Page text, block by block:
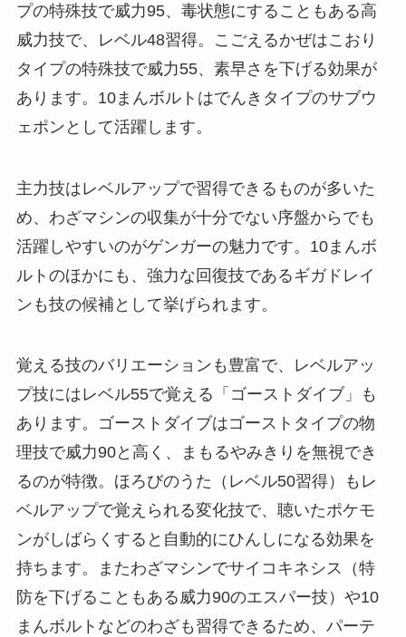
プの特殊技で威力95、毒状態にすることもある高
威力技で、レベル48習得。こごえるかぜはこおり
タイプの特殊技で威力55、素早さを下げる効果が
あります。10まんボルトはでんきタイプのサブウ
ェポンとして活躍します。
主力技はレベルアップで習得できるものが多いた
め、わざマシンの収集が十分でない序盤からでも
活躍しやすいのがゲンガーの魅力です。10まんボ
ルトのほかにも、強力な回復技であるギガドレイ
ンも技の候補として挙げられます。
覚える技のバリエーションも豊富で、レベルアッ
プ技にはレベル55で覚える「ゴーストダイブ」も
あります。ゴーストダイブはゴーストタイプの物
理技で威力90と高く、まもるやみきりを無視でき
るのが特徴。ほろびのうた（レベル50習得）もレ
ベルアップで覚えられる変化技で、聴いたポケモ
ンがしばらくすると自動的にひんしになる効果を
持ちます。またわざマシンでサイコキネシス（特
防を下げることもある威力90のエスパー技）や10
まんボルトなどのわざも習得できるため、パーテ